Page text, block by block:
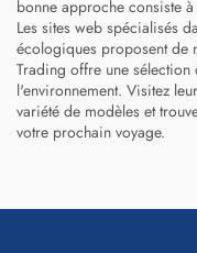
bonne approche consiste
Les sites web spécialisés
écologiques proposent de
Trading offre une
l'environnement. Visitez
variété de modèles et
votre prochain voyage.